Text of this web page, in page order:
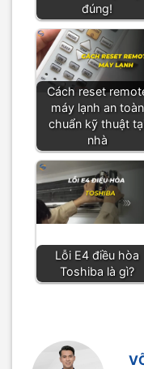
đúng!
Cách reset
máy lạnh an toàn
chuẩn kỹ thuật
nhà
Lỗi E4 điều hòa
Toshiba là gì?